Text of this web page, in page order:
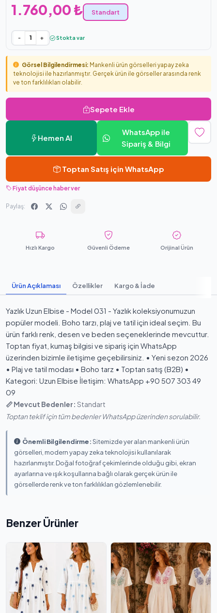
1.760,00 ₺ Standart
- + Stokta var
Görsel Bilgilendirmesi: Mankenli ürün görselleri yapay zeka
teknolojisi ile hazırlanmıştır. Gerçek ürün ile görseller arasında renk
ve ton farklılıkları olabilir.
Sepete Ekle
Hemen Al
WhatsApp ile
Sipariş & Bilgi
Toptan Satış için WhatsApp
Fiyat düşünce haber ver
Paylaş:
Hızlı Kargo Güvenli Ödeme Orijinal Ürün
Ürün Açıklaması Özellikler Kargo & İade
Yazlık Uzun Elbise - Model 031 - Yazlık koleksiyonumuzun
popüler modeli. Boho tarzı, plaj ve tatil için ideal seçim. Bu
ürün farklı renk, desen ve beden seçeneklerinde mevcuttur.
Toptan fiyat, kumaş bilgisi ve sipariş için WhatsApp
üzerinden bizimle iletişime geçebilirsiniz. • Yeni sezon 2026
• Plaj ve tatil modası • Boho tarz • Toptan satış (B2B) •
Kategori: Uzun Elbise İletişim: WhatsApp +90 507 303 49
09
📏 Mevcut Bedenler: Standart
Toptan teklif için tüm bedenler WhatsApp üzerinden sorulabilir.
Önemli Bilgilendirme:Sitemizde yer alan mankenli ürün
görselleri, modern yapay zeka teknolojisi kullanılarak
hazırlanmıştır. Doğal fotoğraf çekimlerinde olduğu gibi, ekran
ayarlarına ve ışık koşullarına bağlı olarak gerçek ürün ile
görsellerde renk ve ton farklılıkları gözlemlenebilir.
Benzer Ürünler